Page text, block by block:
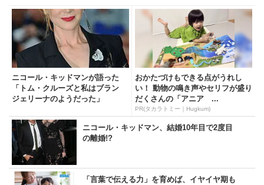
ニコール・キッドマンが語った
「トム・クルーズと私はブラン
ジェリーナのようだった」
おかたづけもできる点がうれし
い！ 動物の鳴き声やセリフが盛り
だくさんの「アニア ...
PR(タカラトミー｜Hugkum)
ニコール・キッドマン、結婚10年目で2度目
の離婚!?
「言葉で伝える力」を育めば、イヤイヤ期も